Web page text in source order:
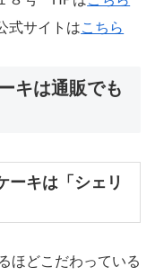
式サイトはこちら
キは通販でも
ーキは「シェリ
ほどこだわっている